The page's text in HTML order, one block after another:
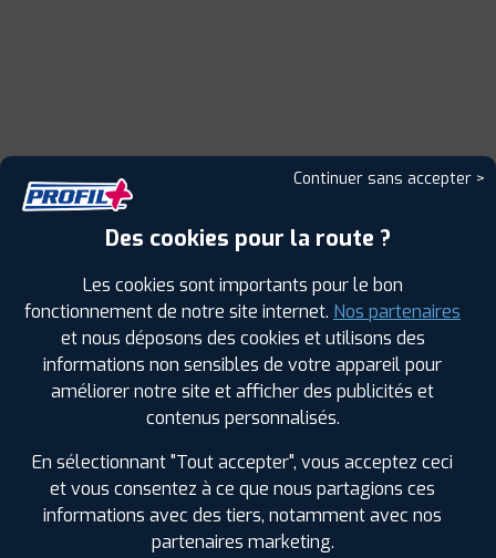
LES GARAGES PROFIL PLUS
DANS LES VILLES À PROXIMITÉ
Brignoles (83)
Carqueiranne (83)
Continuer sans accepter >
Des cookies pour la route ?
Les cookies sont importants pour le bon
fonctionnement de notre site internet. Nos partenaires
et nous déposons des cookies et utilisons des
informations non sensibles de votre appareil pour
améliorer notre site et afficher des publicités et
contenus personnalisés.
En sélectionnant "Tout accepter", vous acceptez ceci
et vous consentez à ce que nous partagions ces
informations avec des tiers, notamment avec nos
partenaires marketing.